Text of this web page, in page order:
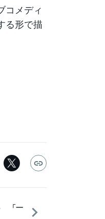
コメディ
る形で描
「一